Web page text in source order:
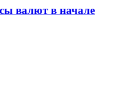
валют в начале